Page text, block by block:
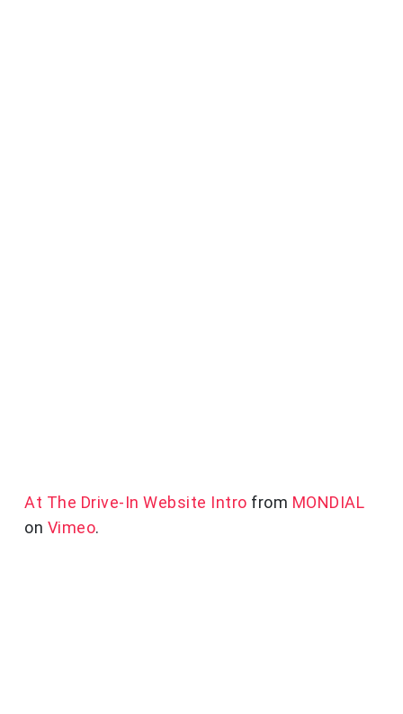
At The Drive-In Website Intro from MONDIAL
on Vimeo.